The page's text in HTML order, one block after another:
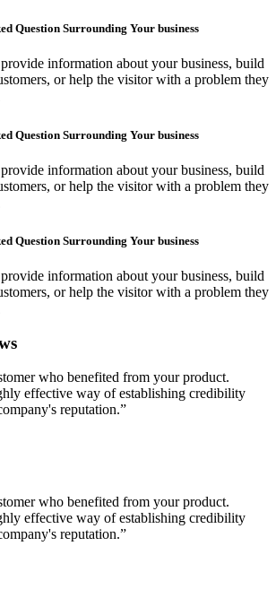
Question Surrounding Your business
information about your business, build
or help the visitor with a problem they
Question Surrounding Your business
information about your business, build
or help the visitor with a problem they
Question Surrounding Your business
information about your business, build
or help the visitor with a problem they
who benefited from your product.
effective way of establishing credibility
reputation.”
who benefited from your product.
effective way of establishing credibility
reputation.”